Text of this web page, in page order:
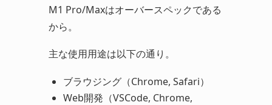
M1 Pro/Maxはオーバースペックである
から。
主な使用用途は以下の通り。
ブラウジング（Chrome, Safari）
Web開発（VSCode, Chrome,